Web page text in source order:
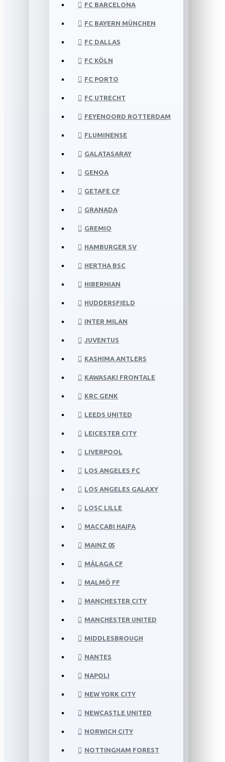
FC BARCELONA
FC BAYERN MÜNCHEN
FC DALLAS
FC KÖLN
FC PORTO
FC UTRECHT
FEYENOORD ROTTERDAM
FLUMINENSE
GALATASARAY
GENOA
GETAFE CF
GRANADA
GREMIO
HAMBURGER SV
HERTHA BSC
HIBERNIAN
HUDDERSFIELD
INTER MILAN
JUVENTUS
KASHIMA ANTLERS
KAWASAKI FRONTALE
KRC GENK
LEEDS UNITED
LEICESTER CITY
LIVERPOOL
LOS ANGELES FC
LOS ANGELES GALAXY
LOSC LILLE
MACCABI HAIFA
MAINZ 05
MÁLAGA CF
MALMÖ FF
MANCHESTER CITY
MANCHESTER UNITED
MIDDLESBROUGH
NANTES
NAPOLI
NEW YORK CITY
NEWCASTLE UNITED
NORWICH CITY
NOTTINGHAM FOREST